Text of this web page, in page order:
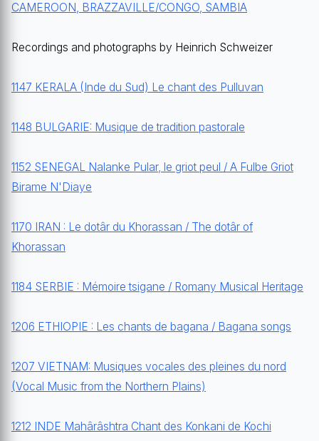
CAMEROON, BRAZZAVILLE/CONGO, SAMBIA
Recordings and photographs by Heinrich Schweizer
1147 KERALA (Inde du Sud) Le chant des Pulluvan
1148 BULGARIE: Musique de tradition pastorale
1152 SENEGAL Nalanke Pular, le griot peul / A Fulbe Griot
Birame N'Diaye
1170 IRAN : Le dotâr du Khorassan / The dotâr of
Khorassan
1184 SERBIE : Mémoire tsigane / Romany Musical Heritage
1206 ETHIOPIE : Les chants de bagana / Bagana songs
1207 VIETNAM: Musiques vocales des pleines du nord
(Vocal Music from the Northern Plains)
1212 INDE Mahârâshtra Chant des Konkani de Kochi